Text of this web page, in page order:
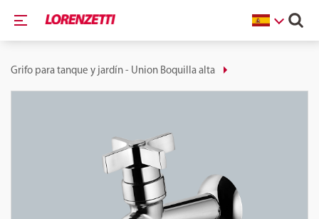
Grifo para tanque y jardín - Union Boquilla alta